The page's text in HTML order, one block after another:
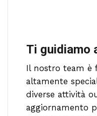
Ti guidiamo
Il nostro team è
altamente
diverse attività
aggiornamento